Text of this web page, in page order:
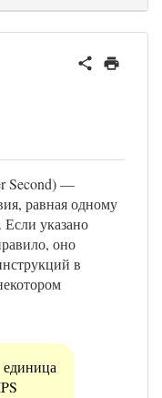
Second) —
равная одному
указано
оно
в